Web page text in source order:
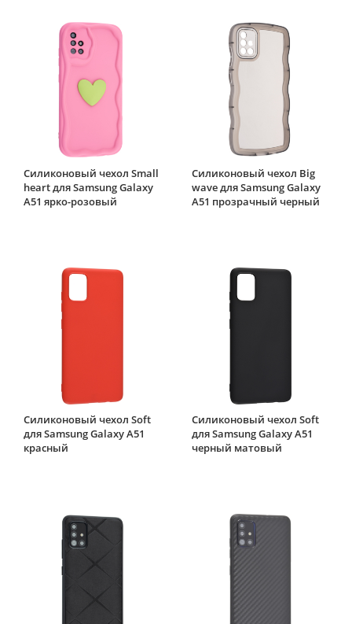
Силиконовый чехол Small
heart для Samsung Galaxy
A51 ярко-розовый
Силиконовый чехол Big
wave для Samsung Galaxy
A51 прозрачный черный
Силиконовый чехол Soft
для Samsung Galaxy A51
красный
Силиконовый чехол Soft
для Samsung Galaxy A51
черный матовый